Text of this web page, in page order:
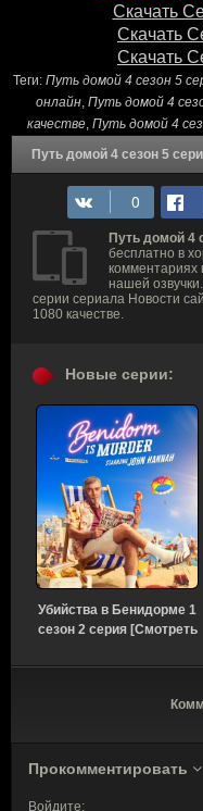
Скачать
Скачать
Скачать
Теги: Путь домой 4 сезон 5
онлайн, Путь домой 4
качестве, Путь домой 4
Путь домой 4 сезон 5
Путь домой 4
бесплатно в
комментариях
нашей
серии сериала Новости
1080 качестве.
Новые серии:
Убийства в Бенидорме 1
сезон 2 серия [Смотреть
Прокомментировать
Войдите: